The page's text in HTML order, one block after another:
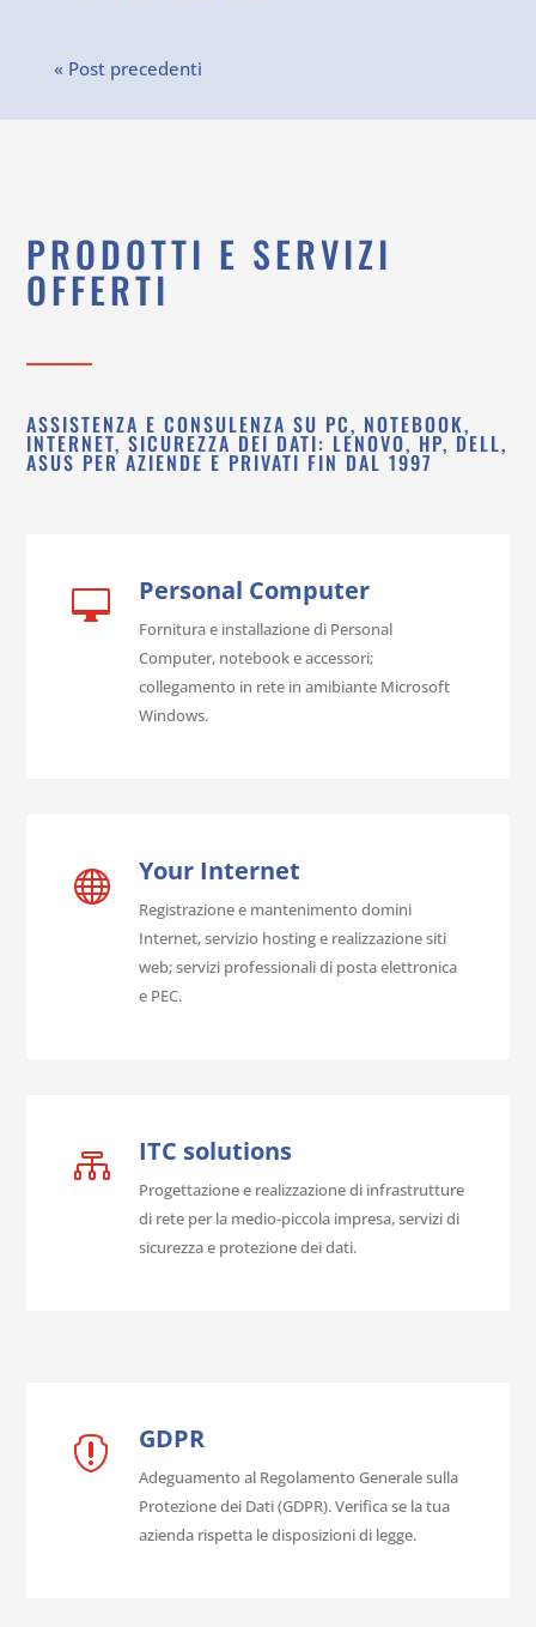
« Post precedenti
PRODOTTI E SERVIZI
OFFERTI
ASSISTENZA E CONSULENZA SU PC, NOTEBOOK,
INTERNET, SICUREZZA DEI DATI: LENOVO, HP, DELL,
ASUS PER AZIENDE E PRIVATI FIN DAL 1997
 Personal Computer
Fornitura e installazione di Personal
Computer, notebook e accessori;
collegamento in rete in amibiante Microsoft
Windows.
 Your Internet
Registrazione e mantenimento domini
Internet, servizio hosting e realizzazione siti
web; servizi professionali di posta elettronica
e PEC.
 ITC solutions
Progettazione e realizzazione di infrastrutture
di rete per la medio-piccola impresa, servizi di
sicurezza e protezione dei dati.
 GDPR
Adeguamento al Regolamento Generale sulla
Protezione dei Dati (GDPR). Verifica se la tua
azienda rispetta le disposizioni di legge.